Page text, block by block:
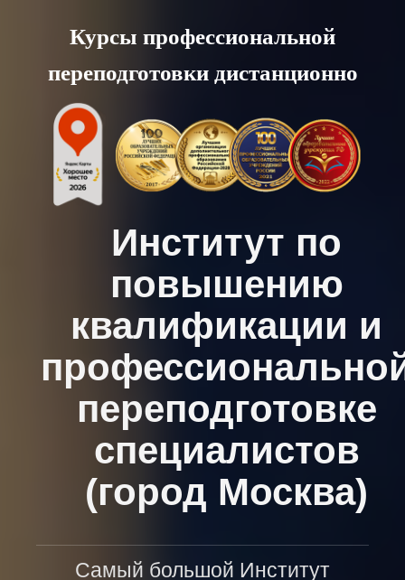
content
Курсы профессиональной
переподготовки дистанционно
Институт по
повышению
квалификации и
переподготовке
специалистов
(город Москва)
Самый большой Институт